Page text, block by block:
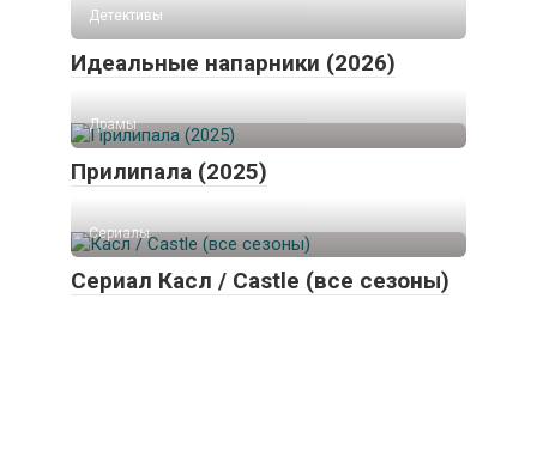
Детективы
Идеальные напарники (2026)
Драмы
Прилипала (2025)
Сериалы
Сериал Касл / Castle (все сезоны)